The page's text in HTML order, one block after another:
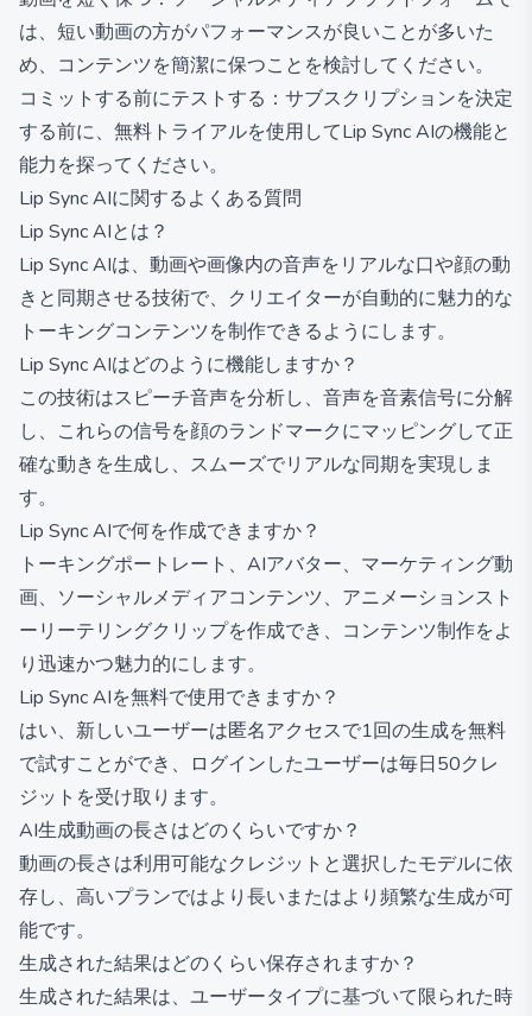
は、短い動画の方がパフォーマンスが良いことが多いた
め、コンテンツを簡潔に保つことを検討してください。
コミットする前にテストする：サブスクリプションを決定
する前に、無料トライアルを使用してLip Sync AIの機能と
能力を探ってください。
Lip Sync AIに関するよくある質問
Lip Sync AIとは？
Lip Sync AIは、動画や画像内の音声をリアルな口や顔の動
きと同期させる技術で、クリエイターが自動的に魅力的な
トーキングコンテンツを制作できるようにします。
Lip Sync AIはどのように機能しますか？
この技術はスピーチ音声を分析し、音声を音素信号に分解
し、これらの信号を顔のランドマークにマッピングして正
確な動きを生成し、スムーズでリアルな同期を実現しま
す。
Lip Sync AIで何を作成できますか？
トーキングポートレート、AIアバター、マーケティング動
画、ソーシャルメディアコンテンツ、アニメーションスト
ーリーテリングクリップを作成でき、コンテンツ制作をよ
り迅速かつ魅力的にします。
Lip Sync AIを無料で使用できますか？
はい、新しいユーザーは匿名アクセスで1回の生成を無料
で試すことができ、ログインしたユーザーは毎日50クレ
ジットを受け取ります。
AI生成動画の長さはどのくらいですか？
動画の長さは利用可能なクレジットと選択したモデルに依
存し、高いプランではより長いまたはより頻繁な生成が可
能です。
生成された結果はどのくらい保存されますか？
生成された結果は、ユーザータイプに基づいて限られた時